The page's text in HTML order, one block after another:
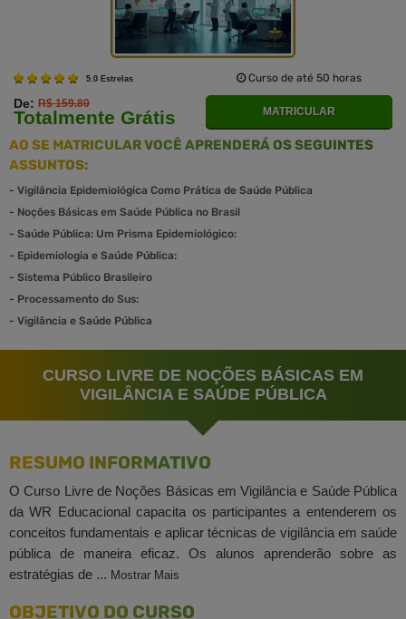
5.0 Estrelas Curso de até 50 horas
De: R$ 159.80
Totalmente Grátis MATRICULAR
AO SE MATRICULAR VOCÊ APRENDERÁ OS SEGUINTES
ASSUNTOS:
- Vigilância Epidemiológica Como Prática de Saúde Pública
- Noções Básicas em Saúde Pública no Brasil
- Saúde Pública: Um Prisma Epidemiológico:
- Epidemiologia e Saúde Pública:
- Sistema Público Brasileiro
- Processamento do Sus:
- Vigilância e Saúde Pública
CURSO LIVRE DE NOÇÕES BÁSICAS EM
VIGILÂNCIA E SAÚDE PÚBLICA
RESUMO INFORMATIVO
O Curso Livre de Noções Básicas em Vigilância e Saúde Pública
da WR Educacional capacita os participantes a entenderem os
conceitos fundamentais e aplicar técnicas de vigilância em saúde
pública de maneira eficaz. Os alunos aprenderão sobre as
estratégias de ... Mostrar Mais
OBJETIVO DO CURSO